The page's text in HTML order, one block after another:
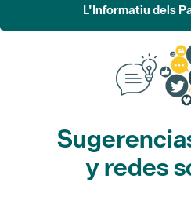
L'Informatiu dels
y redes